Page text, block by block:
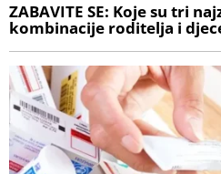
ZABAVITE SE: Koje su tri
kombinacije roditelja i